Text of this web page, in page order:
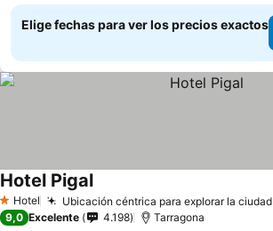
Elige fechas para ver los precios exactos
1 Estrellas
Hotel Ubicación céntrica para explorar la ciudad
Hotel Pigal
9,0 Excelente 4.198 Tarragona